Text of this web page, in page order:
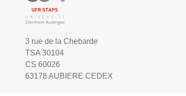
3 rue de la Chebarde
TSA 30104
CS 60026
63178 AUBIERE CEDEX